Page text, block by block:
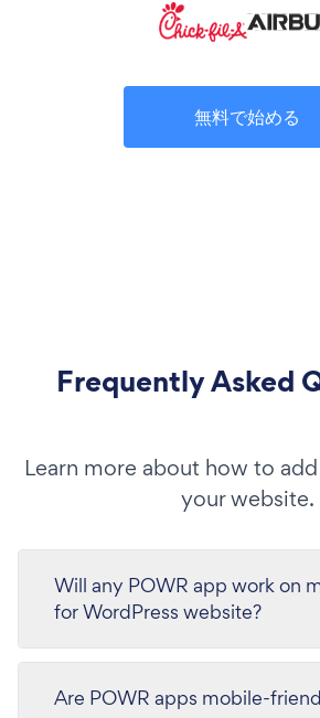
無料で始める
Frequently Asked
Learn more about how to
your website.
Will any POWR app work on
for WordPress website?
Are POWR apps mobile-